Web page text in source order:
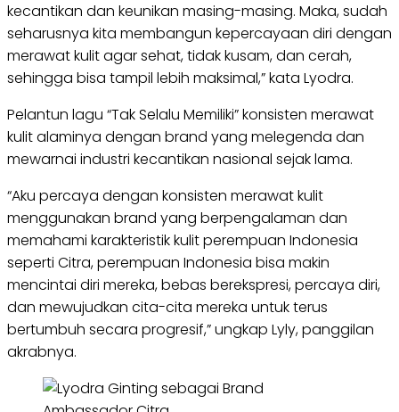
kecantikan dan keunikan masing-masing. Maka, sudah
seharusnya kita membangun kepercayaan diri dengan
merawat kulit agar sehat, tidak kusam, dan cerah,
sehingga bisa tampil lebih maksimal,” kata Lyodra.
Pelantun lagu “Tak Selalu Memiliki” konsisten merawat
kulit alaminya dengan brand yang melegenda dan
mewarnai industri kecantikan nasional sejak lama.
“Aku percaya dengan konsisten merawat kulit
menggunakan brand yang berpengalaman dan
memahami karakteristik kulit perempuan Indonesia
seperti Citra, perempuan Indonesia bisa makin
mencintai diri mereka, bebas berekspresi, percaya diri,
dan mewujudkan cita-cita mereka untuk terus
bertumbuh secara progresif,” ungkap Lyly, panggilan
akrabnya.